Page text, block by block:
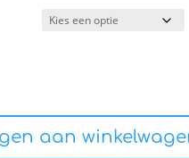
€7,50.€6,50.
aan